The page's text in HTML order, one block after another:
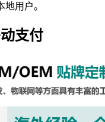
用户。
支付